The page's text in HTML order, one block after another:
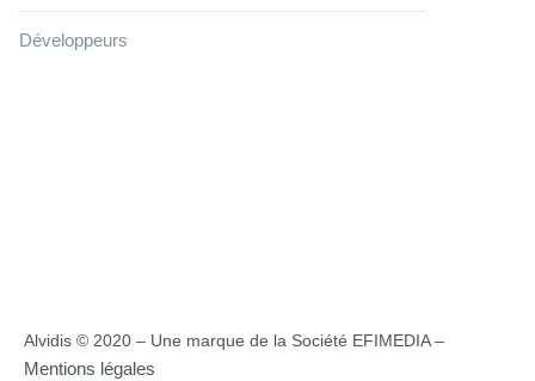
Développeurs
Alvidis © 2020 – Une marque de la Société EFIMEDIA –
Mentions légales